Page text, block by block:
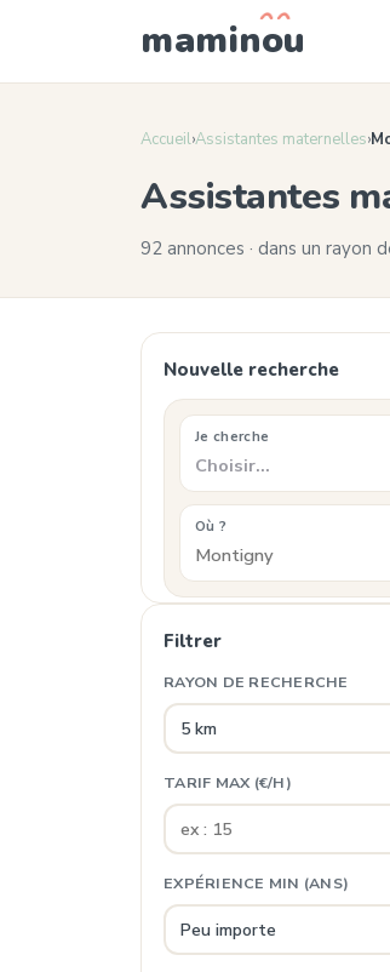
maminou
Accueil›Assistantes maternelles›
Assistantes
92 annonces · dans un rayon
Nouvelle recherche
Je cherche
Choisir…
Où ?
Filtrer
RAYON DE RECHERCHE
TARIF MAX (€/H)
EXPÉRIENCE MIN (ANS)